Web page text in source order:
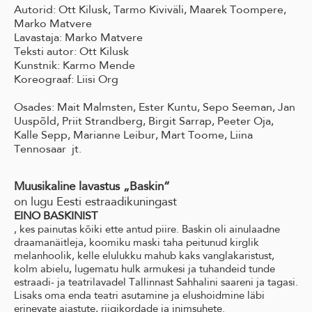
Autorid: Ott Kilusk, Tarmo Kiviväli, Maarek Toompere,
Marko Matvere
Lavastaja: Marko Matvere
Teksti autor: Ott Kilusk
Kunstnik: Karmo Mende
Koreograaf: Liisi Org
Osades: Mait Malmsten, Ester Kuntu, Sepo Seeman, Jan
Uuspõld, Priit Strandberg, Birgit Sarrap, Peeter Oja,
Kalle Sepp, Marianne Leibur, Mart Toome, Liina
Tennosaar jt.
Muusikaline lavastus „Baskin“
on lugu Eesti estraadikuningast
EINO BASKINIST
, kes painutas kõiki ette antud piire. Baskin oli ainulaadne
draamanäitleja, koomiku maski taha peitunud kirglik
melanhoolik, kelle elulukku mahub kaks vanglakaristust,
kolm abielu, lugematu hulk armukesi ja tuhandeid tunde
estraadi- ja teatrilavadel Tallinnast Sahhalini saareni ja tagasi.
Lisaks oma enda teatri asutamine ja elushoidmine läbi
erinevate ajastute, riigikordade ja inimsuhete.